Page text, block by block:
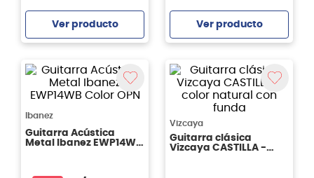
Ver producto Ver producto
Ibanez
Guitarra Acústica
Metal Ibanez EWP14WB
Vizcaya
Guitarra clásica
Vizcaya CASTILLA -